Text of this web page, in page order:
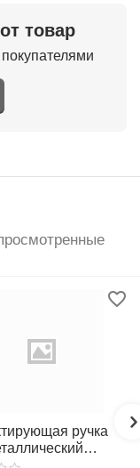
товар
ручка
Erich Krause